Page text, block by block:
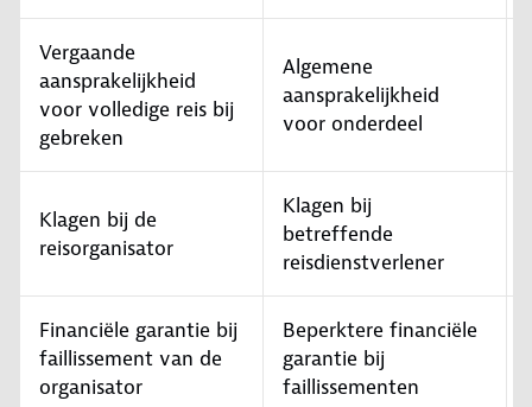
Vergaande
aansprakelijkheid
voor volledige reis bij
gebreken
Algemene
aansprakelijkheid
voor onderdeel
Klagen bij de
reisorganisator
Klagen bij
betreffende
reisdienstverlener
Financiële garantie bij
faillissement van de
organisator
Beperktere financiële
garantie bij
faillissementen